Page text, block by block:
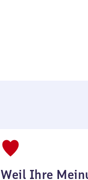
Weil Ihre